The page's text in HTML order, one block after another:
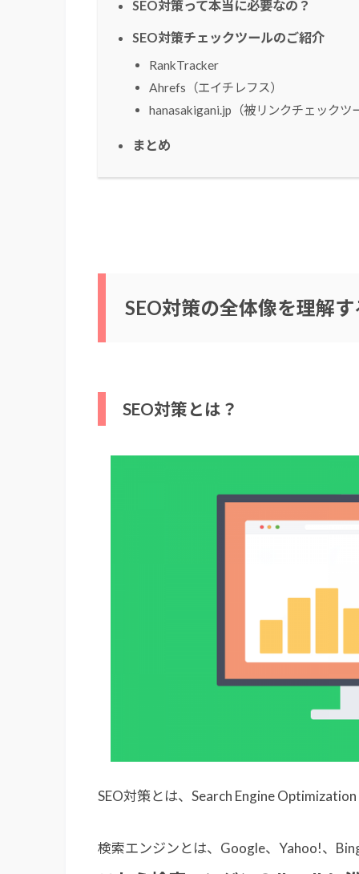
SEO対策って本当に必要なの？
SEO対策チェックツールのご紹介
RankTracker
Ahrefs（エイチレフス）
hanasakigani.jp（被リンクチェックツ
まとめ
SEO対策の全体像を理解す
SEO対策とは？
SEO対策とは、Search Engine
検索エンジンとは、Google、Yahoo!、